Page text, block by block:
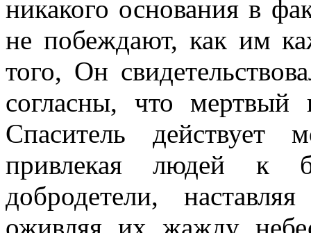
никакого основания в
не побеждают, как им
того, Он
согласны, что
Спаситель действует
привлекая людей к
добродетели,
оживляя их жажду